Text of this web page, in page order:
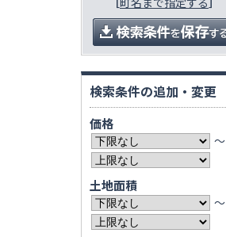
検索条件の追加・変更
価格
〜
土地面積
〜